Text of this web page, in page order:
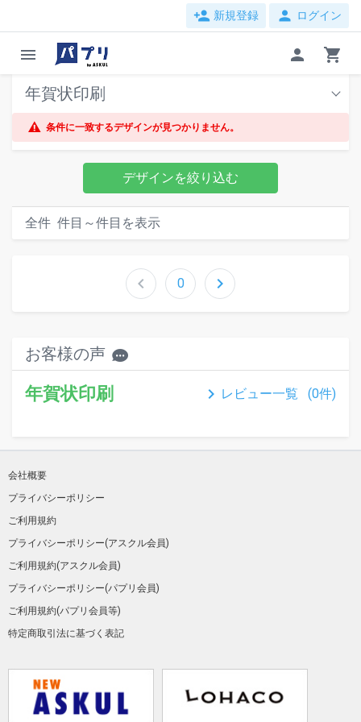
person_add 新規登録 person ログイン
menu person
shopping_cart
年賀状印刷
条件に一致するデザインが見つかりません。
デザインを絞り込む
全件 件目～件目を表示
chevron_left 0 chevron_right
お客様の声
年賀状印刷 keyboard_arrow_right レビュー一覧 (0件)
会社概要
プライバシーポリシー
ご利用規約
プライバシーポリシー(アスクル会員)
ご利用規約(アスクル会員)
プライバシーポリシー(パプリ会員)
ご利用規約(パプリ会員等)
特定商取引法に基づく表記